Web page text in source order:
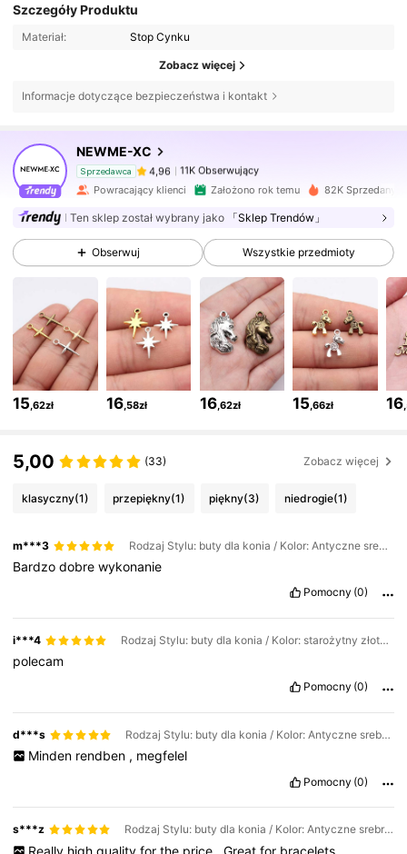
Szczegóły Produktu
Materiał: Stop Cynku
Zobacz więcej
Informacje dotyczące bezpieczeństwa i kontakt
NEWME-XC
Sprzedawca
4,96 11K Obserwujący
4,96
11K Obserwujący
e***4
1 dzień temu
4,96 11K Obserwujący
11K Obserwujący
4,96 11K Obserwujący
11K Obserwujący
4,96
4,96 11K Obserwujący
4,96 11K Obserwujący
Powracający klienci Założono rok temu 82K
Ten sklep został wybrany jako 「Sklep Trendów」
Obserwuj Wszystkie przedmioty
15,62zł 16,58zł 16,62zł 15,66zł 16
5,00 (33) Zobacz więcej
klasyczny(1) przepiękny(1) piękny(3) niedrogie(1)
m***3 Rodzaj Stylu: buty dla konia / Kolor: Antyczne srebro / Rozmiar: one-size
Bardzodobrewykonanie
Pomocny (0)
i***4 Rodzaj Stylu: buty dla konia / Kolor: starożytny złoty kolor / Rozmiar: one-size
polecam
Pomocny (0)
d***s Rodzaj Stylu: buty dla konia / Kolor: Antyczne srebro / Rozmiar: one-size
Minden rendben , megfelel
Pomocny (0)
s***z Rodzaj Stylu: buty dla konia / Kolor: Antyczne srebro / Rozmiar: one-size
Really high quality for the price . Great for bracelets .